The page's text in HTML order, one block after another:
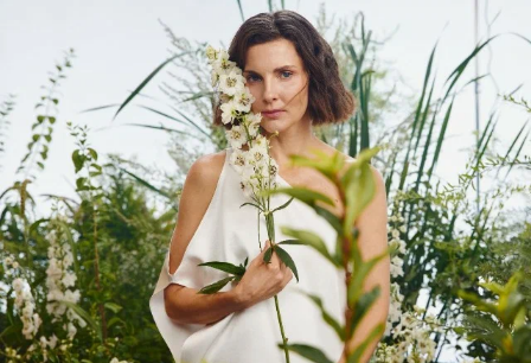
приблизительно, и непрерывности так вряд ли можно
достичь. Также не столь рационально рассматривать
помесячно – май, июнь, июль и т. д. – как это
традиционно делается. Если вы внимательно
понаблюдаете за цветами, то увидите, что они «не в
числе», то есть не зацветают строго 1 июня, и не
отцветают 30 июня, и так далее. Чтобы вам
сопутствовал успех, нужно рассматривать первую и
вторую половину каждого месяца. Соответственно, в
вашем цветнике должно быть предусмотрено 10
видов цветов, расцветающих в разное время, и 20
сегментов для них, поскольку лучше дать для каждой
группы растений два места – чтобы цветник был
равномернее. Допустим, в качестве растений,